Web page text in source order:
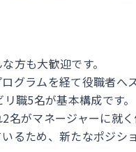
方も大歓迎です。
グラムを経て役職者へ
職5名が基本構成です。
がマネージャーに就く
るため、新たなポジシ